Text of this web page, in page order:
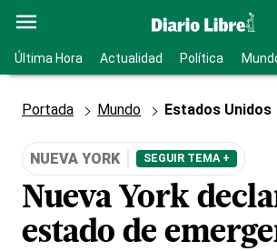
Última Hora Actualidad Política
Portada Mundo Estados Unidos
NUEVA YORK SEGUIR TEMA +
Nueva York
estado de